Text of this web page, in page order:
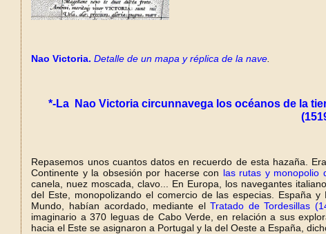
Nao Victoria. Detalle de un mapa y réplica de la nave
*-La Nao Victoria circunnavega los océanos de la
Repasemos unos cuantos datos en recuerdo de esta hazaña.
Continente y la obsesión por hacerse con las rutas y monopolio
canela, nuez moscada, clavo... En Europa, los navegantes
del Este, monopolizando el comercio de las especias. España
Mundo, habían acordado, mediante elTratado de Tordesillas
imaginario a 370 leguas de Cabo Verde, en relación a sus
hacia el Este se asignaron a Portugal y la del Oeste a España,